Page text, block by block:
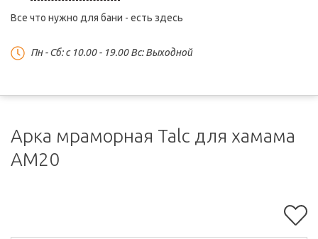
Все что нужно для бани - есть здесь
Пн - Сб: c 10.00 - 19.00 Вс: Выходной
Арка мраморная Talc для хамама
АМ20